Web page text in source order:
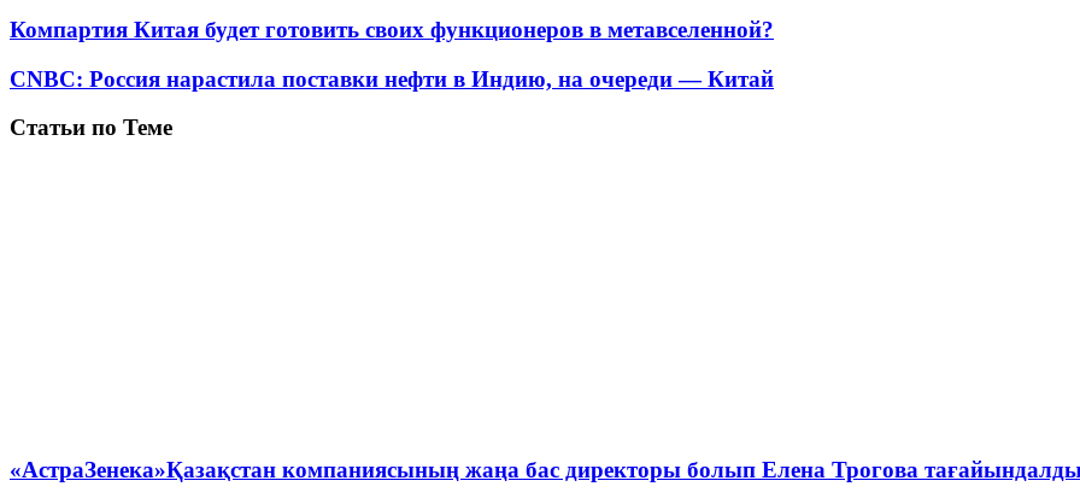
Компартия Китая будет готовить своих функционеров в метавселенной?
CNBC: Россия нарастила поставки нефти в Индию, на очереди — Китай
Статьи по Теме
«АстраЗенека»Қазақстан компаниясының жаңа бас директоры болып Елена Трогова